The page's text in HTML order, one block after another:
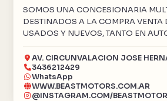
SOMOS UNA CONCESIONARIA
DESTINADOS A LA COMPRA VENTA
USADOS Y NUEVOS, TANTO EN
AV. CIRCUNVALACION JOSE
3436212429
WhatsApp
WWW.BEASTMOTORS.COM.AR
@INSTAGRAM.COM/